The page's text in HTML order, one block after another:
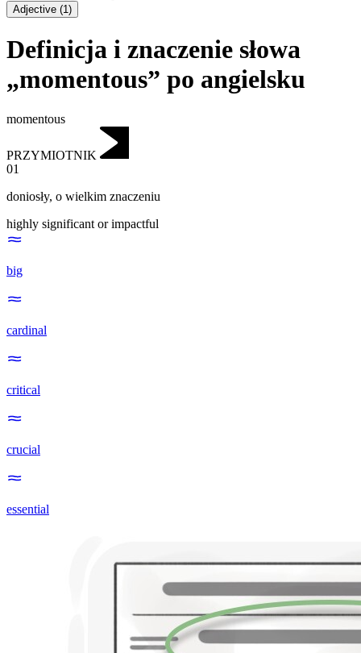
Adjective (1)
Definicja i znaczenie słowa
„momentous” po angielsku
momentous
PRZYMIOTNIK
01
doniosły, o wielkim znaczeniu
highly significant or impactful
big
cardinal
critical
crucial
essential